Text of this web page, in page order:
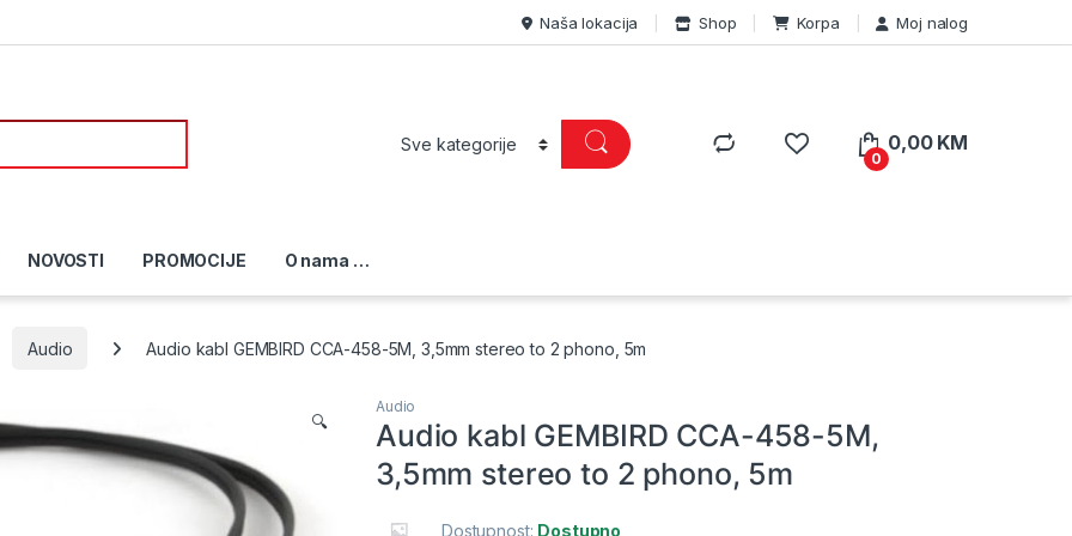
Naša lokacija Shop Korpa Moj nalog
0
0,00 KM
NOVOSTI PROMOCIJE O nama …
Audio Audio kabl GEMBIRD CCA-458-5M, 3,5mm stereo to 2 phono, 5m
🔍
Audio
Audio kabl GEMBIRD CCA-458-5M,
3,5mm stereo to 2 phono, 5m
Dostupnost: Dostupno